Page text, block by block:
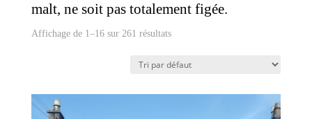
malt, ne soit pas totalement figée.
Affichage de 1–16 sur 261 résultats